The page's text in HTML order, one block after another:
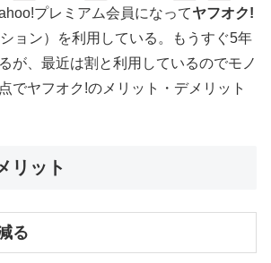
プレミアム会員になってヤフオク!
ション）を利用している。もうすぐ5年
が、最近は割と利用しているのでモノ
でヤフオク!のメリット・デメリット
リット
る